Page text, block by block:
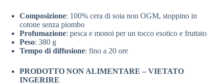
Composizione: 100% cera di soia non OGM, stoppino in
cotone senza piombo
Profumazione: pesca e monoi per un tocco esotico e fruttato
Peso: 380 g
Tempo di diffusione: fino a 20 ore
PRODOTTO NON ALIMENTARE – VIETATO
INGERIRE